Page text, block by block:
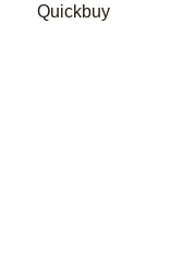
Quickbuy